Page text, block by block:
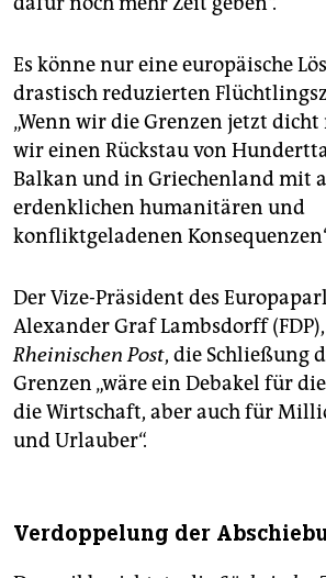
Es könne nur eine europäische
drastisch reduzierten
„Wenn wir die Grenzen jetzt
wir einen Rückstau von
Balkan und in Griechenland mit
erdenklichen humanitären und
konfliktgeladenen
Der Vize-Präsident des
Alexander Graf Lambsdorff
Rheinischen Post, die Schließung
Grenzen „wäre ein Debakel für
die Wirtschaft, aber auch für
und Urlauber“.
Verdoppelung der